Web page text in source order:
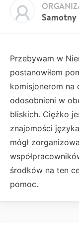
Przebywam w
postanowiłem
komisjonerom na
odosobnieni w
bliskich. Ciężko
znajomości
mógł
środków na ten
pomoc.